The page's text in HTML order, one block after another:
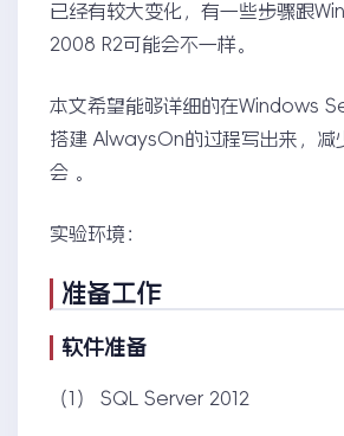
已经有较大变化，有一些步骤跟
2008 R2可能会不一样。
本文希望能够详细的在Windows
搭建 AlwaysOn的过程写出来，减
会 。
实验环境：
准备工作
软件准备
（1） SQL Server 2012